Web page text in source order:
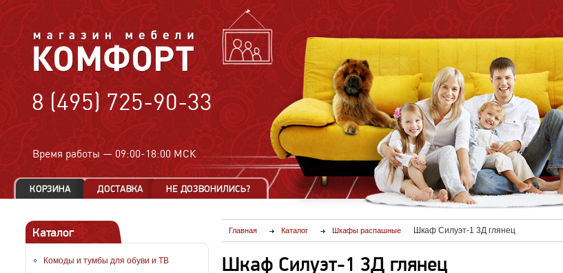
8 (495) 725-90-33
Время работы — 09:00-18:00 МСК
Каталог
Комоды и тумбы для обуви и ТВ
Главная Каталог Шкафы распашные Шкаф Силуэт-1 3Д глянец
Шкаф Силуэт-1 3Д глянец